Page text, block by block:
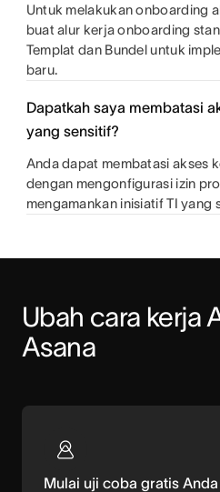
Untuk melakukan onboarding
buat alur kerja onboarding
Templat dan Bundel untuk
baru.
Dapatkah saya membatasi
yang sensitif?
Anda dapat membatasi akses
dengan mengonfigurasi izin
mengamankan inisiatif TI yang
Ubah cara kerja
Asana
Mulai uji coba gratis Anda